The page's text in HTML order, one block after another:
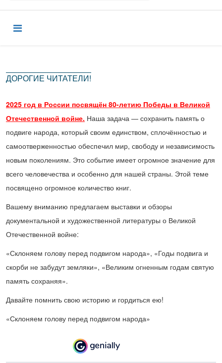
ДОРОГИЕ ЧИТАТЕЛИ!
2025 год в России посвящён 80-летию Победы в Великой
Отечественной войне. Наша задача — сохранить память о
подвиге народа, который своим единством, сплочённостью и
самоотверженностью обеспечил мир, свободу и независимость
новым поколениям. Это событие имеет огромное значение для
всего человечества и особенно для нашей страны. Этой теме
посвящено огромное количество книг.
Вашему вниманию предлагаем выставки и обзоры
документальной и художественной литературы о Великой
Отечественной войне:
«Склоняем голову перед подвигом народа», «Годы подвига и
скорби не забудут земляки», «Великим огненным годам святую
память сохраняя».
Давайте помнить свою историю и гордиться ею!
«Склоняем голову перед подвигом народа»